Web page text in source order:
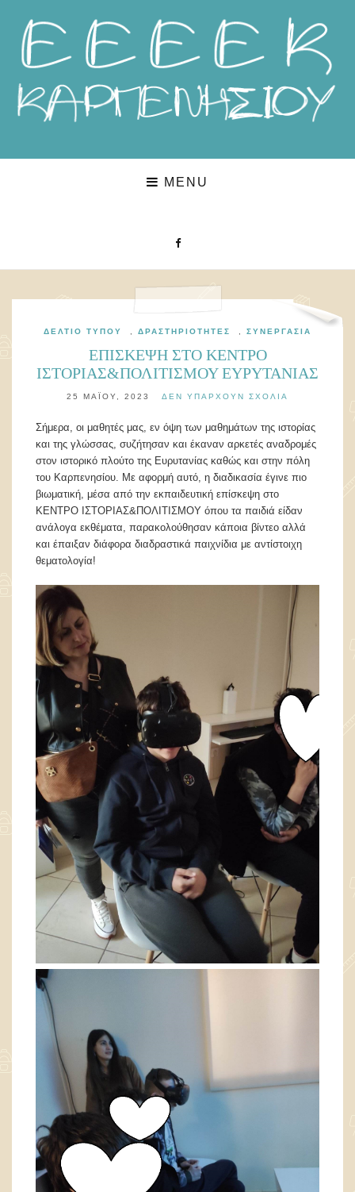
MENU
ΔΕΛΤΊΟ ΤΎΠΟΥ ΔΡΑΣΤΗΡΙΌΤΗΤΕΣ ΣΥΝΕΡΓΑΣΊΑ
ΕΠΙΣΚΕΨΗ ΣΤΟ ΚΕΝΤΡΟ
ΙΣΤΟΡΙΑΣ&ΠΟΛΙΤΙΣΜΟΥ ΕΥΡΥΤΑΝΙΑΣ
25 ΜΑΪ́ΟΥ, 2023 ΔΕΝ ΥΠΆΡΧΟΥΝ ΣΧΌΛΙΑ
Σήμερα, οι μαθητές μας, εν όψη των μαθημάτων της ιστορίας
και της γλώσσας, συζήτησαν και έκαναν αρκετές αναδρομές
στον ιστορικό πλούτο της Ευρυτανίας καθώς και στην πόλη
του Καρπενησίου. Με αφορμή αυτό, η διαδικασία έγινε πιο
βιωματική, μέσα από την εκπαιδευτική επίσκεψη στο
ΚΕΝΤΡΟ ΙΣΤΟΡΙΑΣ&ΠΟΛΙΤΙΣΜΟΥ όπου τα παιδιά είδαν
ανάλογα εκθέματα, παρακολούθησαν κάποια βίντεο αλλά
και έπαιξαν διάφορα διαδραστικά παιχνίδια με αντίστοιχη
θεματολογία!